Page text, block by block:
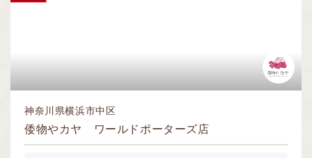
神奈川県横浜市中区
倭物やカヤ ワールドポーターズ店